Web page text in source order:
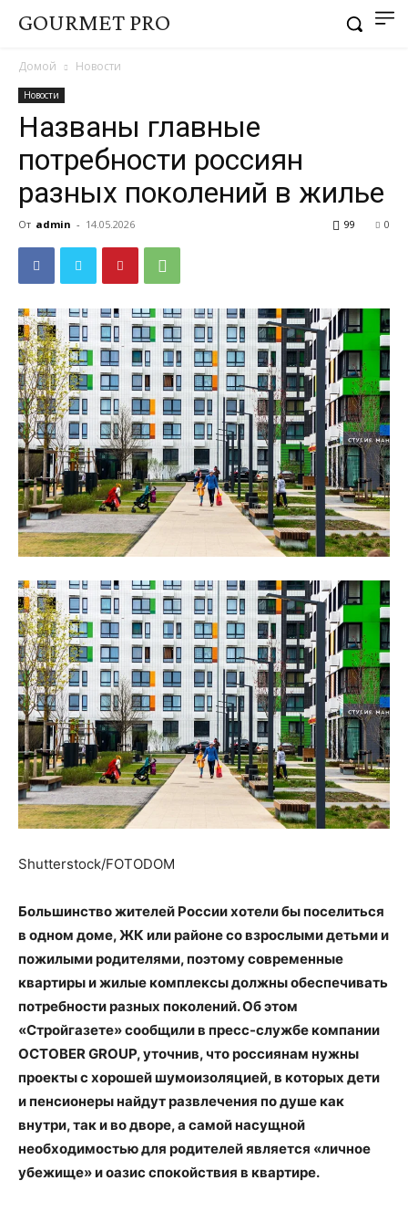
GOURMET PRO
Домой Новости
Новости
Названы главные
потребности россиян
разных поколений в жилье
От admin - 14.05.2026 0
99
Shutterstock/FOTODOM
Большинство жителей России хотели бы поселиться
в одном доме, ЖК или районе со взрослыми детьми и
пожилыми родителями, поэтому современные
квартиры и жилые комплексы должны обеспечивать
потребности разных поколений. Об этом
«Стройгазете» сообщили в пресс-службе компании
OCTOBER GROUP, уточнив, что россиянам нужны
проекты с хорошей шумоизоляцией, в которых дети
и пенсионеры найдут развлечения по душе как
внутри, так и во дворе, а самой насущной
необходимостью для родителей является «личное
убежище» и оазис спокойствия в квартире.